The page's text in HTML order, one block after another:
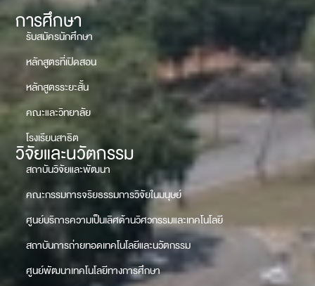
การศึกษา
รับสมัครนักศึกษา
หลักสูตรที่เปิดสอน
หลักสูตรระยะสั้น
คณะและวิทยาลัย
โรงเรียนสาธิต
วิจัยและนวัตกรรม
สถาบันวิจัยและพัฒนา
คณะกรรมการจริยธรรมการวิจัยในมนุษย์
ศูนย์บริการความเป็นเลิศด้านวิศวกรรมและเทคโนโลยี
สถาบันการถ่ายทอดเทคโนโลยีและนวัตกรรม
ศูนย์พัฒนาเทคโนโลยีทางการศึกษา